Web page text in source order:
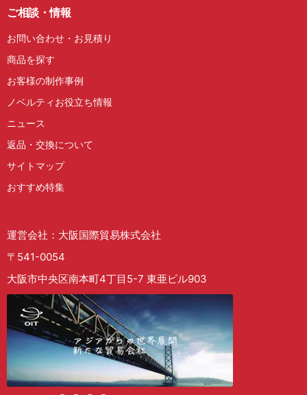
ご相談・情報
お問い合わせ・お見積り
商品を探す
お客様の制作事例
ノベルティお役立ち情報
ニュース
返品・交換について
サイトマップ
おすすめ特集
運営会社：大阪国際貿易株式会社
〒541-0054
大阪市中央区南本町4丁目5-7 東亜ビル903